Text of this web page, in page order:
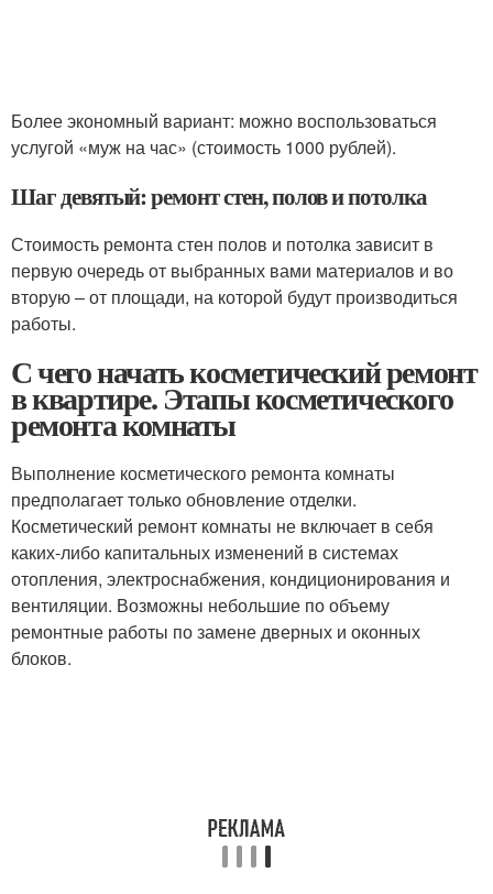
Более экономный вариант: можно воспользоваться
услугой «муж на час» (стоимость 1000 рублей).
Шаг девятый: ремонт стен, полов и потолка
Стоимость ремонта стен полов и потолка зависит в
первую очередь от выбранных вами материалов и во
вторую – от площади, на которой будут производиться
работы.
С чего начать косметический ремонт
в квартире. Этапы косметического
ремонта комнаты
Выполнение косметического ремонта комнаты
предполагает только обновление отделки.
Косметический ремонт комнаты не включает в себя
каких-либо капитальных изменений в системах
отопления, электроснабжения, кондиционирования и
вентиляции. Возможны небольшие по объему
ремонтные работы по замене дверных и оконных
блоков.